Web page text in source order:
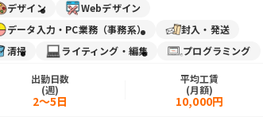
デザイン
Webデザイン
データ入力・PC業務（事務系）
封入・発送
清掃
ライティング・編集 プログラミング
出勤日数
(週)
2～5日
平均工賃
(月額)
10,000円